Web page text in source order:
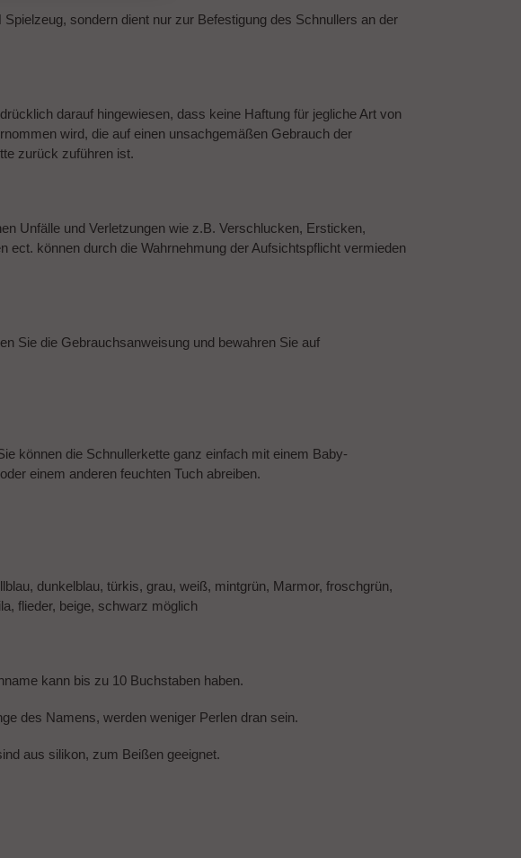
Spielzeug, sondern dient nur zur Befestigung des Schnullers an der
darauf hingewiesen, dass keine Haftung für jegliche Art von
wird, die auf einen unsachgemäßen Gebrauch der
zurück zuführen ist.
Unfälle und Verletzungen wie z.B. Verschlucken, Ersticken,
ect. können durch die Wahrnehmung der Aufsichtspflicht vermieden
Sie die Gebrauchsanweisung und bewahren Sie auf
können die Schnullerkette ganz einfach mit einem Baby-
einem anderen feuchten Tuch abreiben.
dunkelblau, türkis, grau, weiß, mintgrün, Marmor, froschgrün,
flieder, beige, schwarz möglich
kann bis zu 10 Buchstaben haben.
des Namens, werden weniger Perlen dran sein.
aus silikon, zum Beißen geeignet.